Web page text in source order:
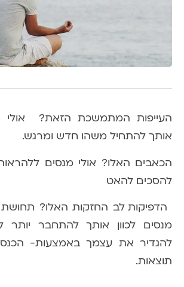
העייפות המתמשכת הזאת? אולי
אותך להתחיל משהו חדש ומרגש.
הכאבים האלו? אולי מנסים
להסכים להאט
הדפיקות לב החזקות האלו?
מנסים לכוון אותך להתחבר יותר
להגדיר את עצמך באמצעות-
תוצאות.